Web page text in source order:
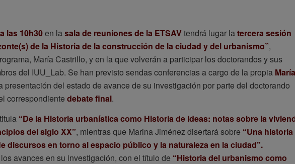
las 10h30en lasala de reuniones de la ETSAV tendrá lugar latercera sesión
de la Historia de la construcción de la ciudad y del urbanismo”,
María Castrillo, y en la que volverán a participar los doctorandos y sus
del IUU_Lab. Se han previsto sendas conferencias a cargo de la propia María
presentación del estado de avance de su investigación por parte del doctorando
correspondiente debate final.
“De la Historia urbanística como Historia de ideas: notas sobre la
del siglo XX”, mientras que Marina Jiménez disertará sobre “Una historia
discursos en torno al espacio público y la naturaleza en la ciudad”.
avances en su investigación, con el título de “Historia del urbanismo como